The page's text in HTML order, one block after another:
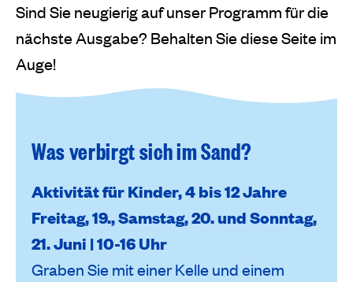
Sind Sie neugierig auf unser Programm für die
nächste Ausgabe? Behalten Sie diese Seite im
Auge!
Was verbirgt sich im Sand?
Aktivität für Kinder, 4 bis 12 Jahre
Freitag, 19., Samstag, 20. und Sonntag,
21. Juni | 10-16 Uhr
Graben Sie mit einer Kelle und einem